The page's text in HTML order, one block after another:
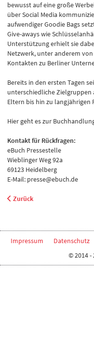
bewusst auf eine große
über Social Media
aufwendiger Goodie Bags
Give-aways wie
Unterstützung erhielt sie
Netzwerk, unter anderem
Kontakten zu Berliner
Bereits in den ersten Tagen
unterschiedliche Zielgruppen
Eltern bis hin zu langjährigen
Hier geht es zur
Kontakt für Rückfragen:
eBuch Pressestelle
Wieblinger Weg 92a
69123 Heidelberg
E-Mail: presse@ebuch.de
Zurück
Impressum Datenschutz
© 2014 -